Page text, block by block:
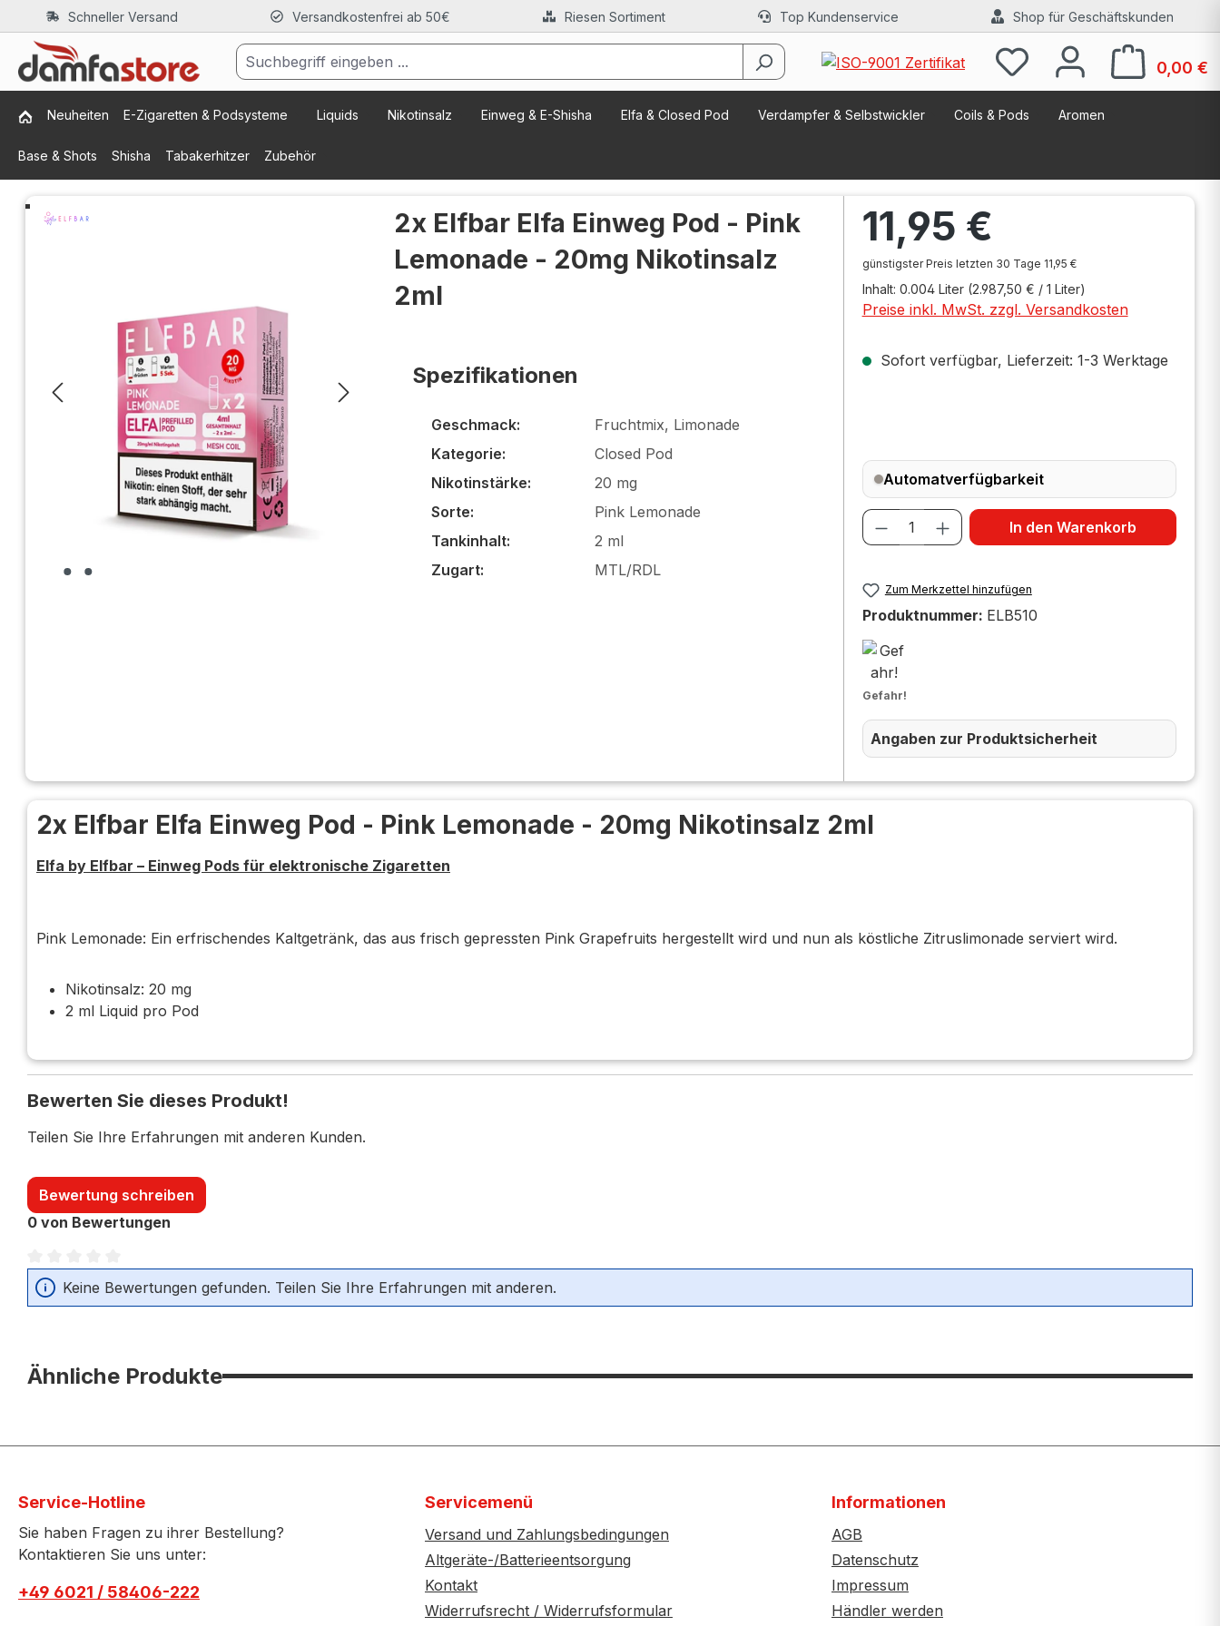
Hauptinhalt springen
Zur Suche springen
Zur Hauptnavigation springen
Schneller Versand Versandkostenfrei ab 50€ Riesen Sortiment Top Kundenservice Shop für Geschäftskunden
0,00 €
Neuheiten E-Zigaretten & Podsysteme Liquids Nikotinsalz Einweg & E-Shisha Elfa & Closed Pod Verdampfer & Selbstwickler Coils & Pods Aromen
Base & Shots Shisha Tabakerhitzer Zubehör
2x Elfbar Elfa Einweg Pod - Pink
Lemonade - 20mg Nikotinsalz
2ml
Spezifikationen
Geschmack:
Fruchtmix, Limonade
Kategorie:
Closed Pod
Nikotinstärke:
20 mg
Sorte:
Pink Lemonade
Tankinhalt:
2 ml
Zugart:
MTL/RDL
11,95 €
günstigster Preis letzten 30 Tage 11,95 €
Inhalt: 0.004 Liter (2.987,50 € / 1 Liter)
Preise inkl. MwSt. zzgl. Versandkosten
Sofort verfügbar, Lieferzeit: 1-3 Werktage
Automatverfügbarkeit
Produkt Anzahl: Gib den
In den Warenkorb
Zum Merkzettel hinzufügen
Produktnummer: ELB510
Gefahr!
Angaben zur Produktsicherheit
2x Elfbar Elfa Einweg Pod - Pink Lemonade - 20mg Nikotinsalz 2ml
Elfa by Elfbar – Einweg Pods für elektronische Zigaretten
Pink Lemonade: Ein erfrischendes Kaltgetränk, das aus frisch gepressten Pink Grapefruits hergestellt wird und nun als köstliche Zitruslimonade serviert wird.
Nikotinsalz: 20 mg
2 ml Liquid pro Pod
Bewerten Sie dieses Produkt!
Teilen Sie Ihre Erfahrungen mit anderen Kunden.
Bewertung schreiben
0 von Bewertungen
Durchschnittliche Bewertung von 0 von 5 Sternen
Keine Bewertungen gefunden. Teilen Sie Ihre Erfahrungen mit anderen.
Ähnliche Produkte
Service-Hotline
Sie haben Fragen zu ihrer Bestellung?
Kontaktieren Sie uns unter:
+49 6021 / 58406-222
Servicemenü
Versand und Zahlungsbedingungen
Altgeräte-/Batterieentsorgung
Kontakt
Widerrufsrecht / Widerrufsformular
Informationen
AGB
Datenschutz
Impressum
Händler werden